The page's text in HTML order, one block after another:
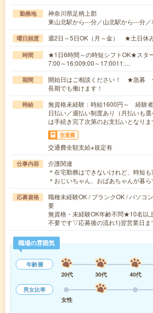
勤務地
神奈川県足柄上郡
東山北駅から---分／山北駅から---分
曜日頻度 週2日～5日OK（月～金） ★土日休
時間
★1日6時間～の時短シフトOK★スタ
7:00～16:009:00～17:0011:…
期間
開始日はご相談ください！ ★急募 ★
長期でも働けます！
時給
無資格未経験：時給1600円～ 経験
日払い／週払い制度あり（月払いも
は手続き完了次第のお支払いとなりま
交通費
交通費全額支給※規定有
仕事内容
介護関連
＊在宅勤務はできないけれど、時短
＊おじいちゃん、おばあちゃんが暮
応募資格
職種未経験OK / ブランクOK / パソコ
要
無資格・未経験OK年齢不問★10名以
不要です▽応募後の流れ1)翌営業日
職場の雰囲気
年齢層
20代
30代 40代
男女比率
女性